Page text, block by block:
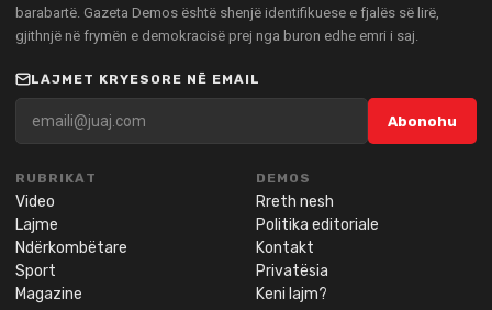
barabartë. Gazeta Demos është shenjë identifikuese e fjalës së lirë,
gjithnjë në frymën e demokracisë prej nga buron edhe emri i saj.
LAJMET KRYESORE NË EMAIL
Abonohu
RUBRIKAT
Video
Lajme
Ndërkombëtare
Sport
Magazine
DEMOS
Rreth nesh
Politika editoriale
Kontakt
Privatësia
Keni lajm?